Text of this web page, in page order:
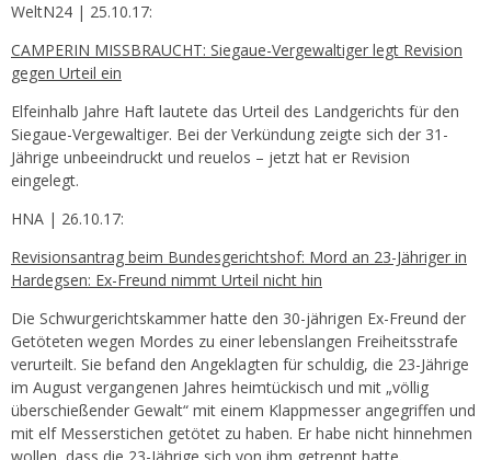
WeltN24 | 25.10.17:
CAMPERIN MISSBRAUCHT: Siegaue-Vergewaltiger legt Revision
gegen Urteil ein
Elfeinhalb Jahre Haft lautete das Urteil des Landgerichts für den
Siegaue-Vergewaltiger. Bei der Verkündung zeigte sich der 31-
Jährige unbeeindruckt und reuelos – jetzt hat er Revision
eingelegt.
HNA | 26.10.17:
Revisionsantrag beim Bundesgerichtshof: Mord an 23-Jähriger in
Hardegsen: Ex-Freund nimmt Urteil nicht hin
Die Schwurgerichtskammer hatte den 30-jährigen Ex-Freund der
Getöteten wegen Mordes zu einer lebenslangen Freiheitsstrafe
verurteilt. Sie befand den Angeklagten für schuldig, die 23-Jährige
im August vergangenen Jahres heimtückisch und mit „völlig
überschießender Gewalt“ mit einem Klappmesser angegriffen und
mit elf Messerstichen getötet zu haben. Er habe nicht hinnehmen